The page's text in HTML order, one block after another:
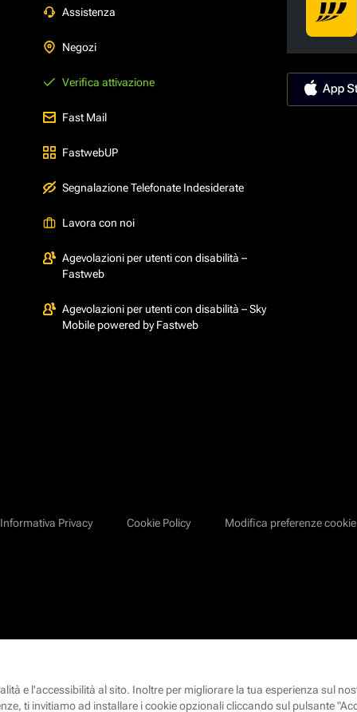
Assistenza
Negozi
Verifica attivazione
Fast Mail
FastwebUP
Segnalazione Telefonate Indesiderate
Lavora con noi
Agevolazioni per utenti con disabilità –
Fastweb
Agevolazioni per utenti con disabilità – Sky
Mobile powered by Fastweb
Informativa Privacy
Cookie Policy Modifica preferenze cookie